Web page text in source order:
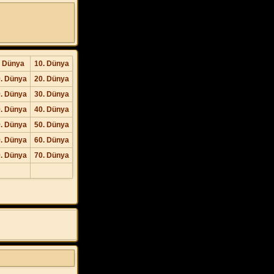
Dünya
10. Dünya
Dünya
20. Dünya
Dünya
30. Dünya
Dünya
40. Dünya
Dünya
50. Dünya
Dünya
60. Dünya
Dünya
70. Dünya